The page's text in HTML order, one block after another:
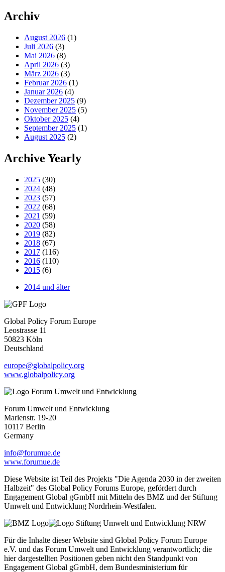
Archiv
August 2026 (1)
Juli 2026 (3)
Mai 2026 (8)
April 2026 (3)
März 2026 (3)
Februar 2026 (1)
Januar 2026 (4)
Dezember 2025 (9)
November 2025 (5)
Oktober 2025 (4)
September 2025 (1)
August 2025 (2)
Archive Yearly
2025 (30)
2024 (48)
2023 (57)
2022 (68)
2021 (59)
2020 (58)
2019 (82)
2018 (67)
2017 (116)
2016 (110)
2015 (6)
2014 und älter
Global Policy Forum Europe
Leostrasse 11
50823 Köln
Deutschland
europe@globalpolicy.org
www.globalpolicy.org
Forum Umwelt und Entwicklung
Marienstr. 19-20
10117 Berlin
Germany
info@forumue.de
www.forumue.de
Diese Website ist Teil des Projekts "Die Agenda 2030 in der zweiten
Halbzeit" des Global Policy Forums Europe, gefördert durch
Engagement Global gGmbH mit Mitteln des BMZ und der Stiftung
Umwelt und Entwicklung Nordrhein-Westfalen.
Für die Inhalte dieser Website sind Global Policy Forum Europe
e.V. und das Forum Umwelt und Entwicklung verantwortlich; die
hier dargestellten Positionen geben nicht den Standpunkt von
Engagement Global gGmbH, dem Bundesministerium für